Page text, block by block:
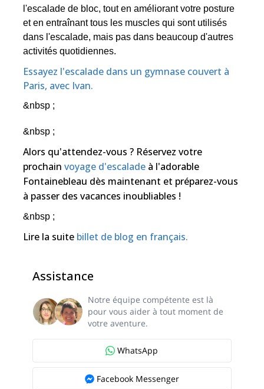
l'escalade de bloc, tout en améliorant votre posture
et en entraînant tous les muscles qui sont utilisés
dans l'escalade, mais pas dans beaucoup d'autres
activités quotidiennes.
Essayez l'escalade dans un gymnase couvert à
Paris, avec Ivan.
&nbsp ;
&nbsp ;
Alors qu'attendez-vous ? Réservez votre
prochain voyage d'escalade à l'adorable
Fontainebleau dès maintenant et préparez-vous
à passer des vacances inoubliables !
&nbsp ;
Lire la suite billet de blog en français.
Assistance
Notre équipe compétente est là
pour vous aider à tout moment de
votre aventure.
WhatsApp
Facebook Messenger